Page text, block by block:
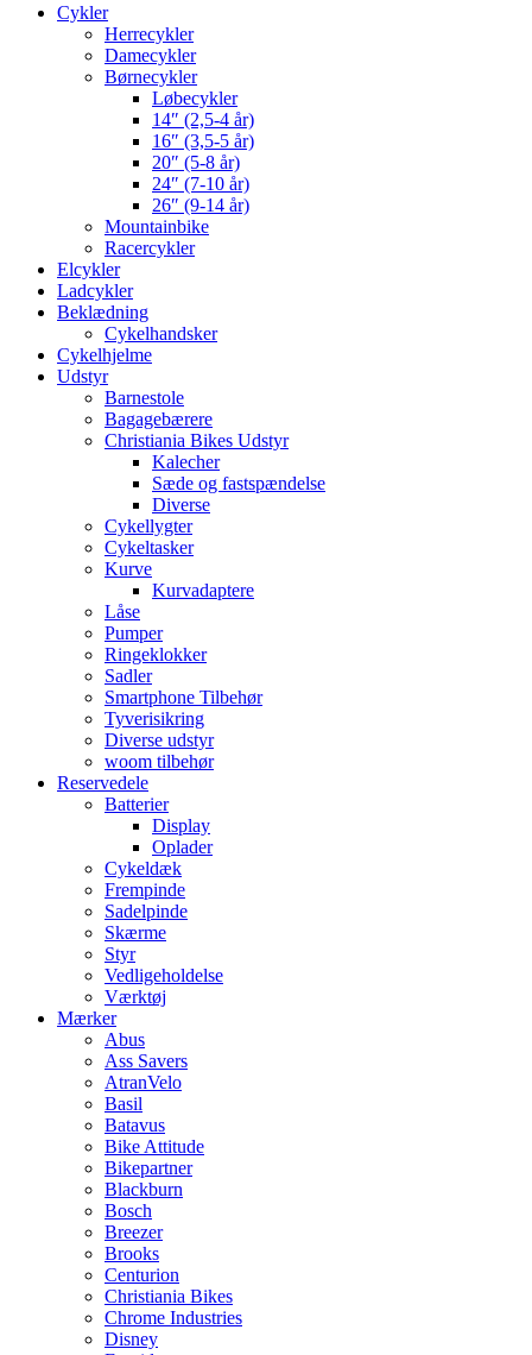
Cykler
Herrecykler
Damecykler
Børnecykler
Løbecykler
14″ (2,5-4 år)
16″ (3,5-5 år)
20″ (5-8 år)
24″ (7-10 år)
26″ (9-14 år)
Mountainbike
Racercykler
Elcykler
Ladcykler
Beklædning
Cykelhandsker
Cykelhjelme
Udstyr
Barnestole
Bagagebærere
Christiania Bikes Udstyr
Kalecher
Sæde og fastspændelse
Diverse
Cykellygter
Cykeltasker
Kurve
Kurvadaptere
Låse
Pumper
Ringeklokker
Sadler
Smartphone Tilbehør
Tyverisikring
Diverse udstyr
woom tilbehør
Reservedele
Batterier
Display
Oplader
Cykeldæk
Frempinde
Sadelpinde
Skærme
Styr
Vedligeholdelse
Værktøj
Mærker
Abus
Ass Savers
AtranVelo
Basil
Batavus
Bike Attitude
Bikepartner
Blackburn
Bosch
Breezer
Brooks
Centurion
Christiania Bikes
Chrome Industries
Disney